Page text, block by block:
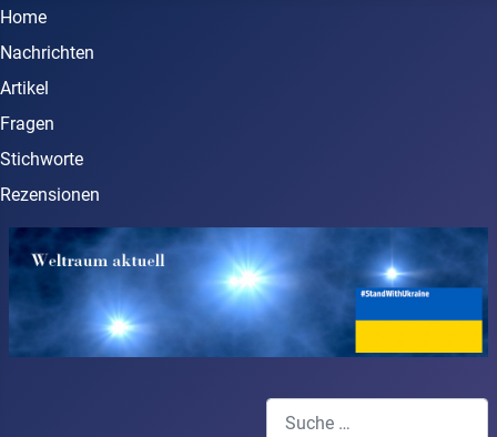
Home
Nachrichten
Artikel
Fragen
Stichworte
Rezensionen